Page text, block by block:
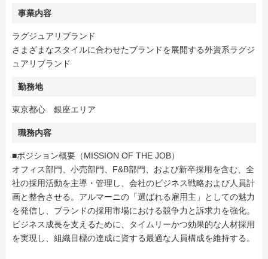
事業内容
ラグジュアリブランド
さまざまなスタイルに合わせたブランドを展開する外資系ラグジ
ュアリブランド
勤務地
東京都心 銀座エリア
職務内容
■ポジション概要（MISSION OF THE JOB）
オフィス部門、小売部門、F&B部門、および新卒採用を含む、全
社の採用活動を主導・管理し、会社のビジネス戦略および人員計
画と整合させる。アルマーニの「選ばれる雇用主」としての魅力
を発信し、ブランドの採用市場における競争力と訴求力を強化。
ビジネス成長を支えるために、タイムリーかつ効果的な人材採用
を実現し、組織目標の達成に資する最適な人員構成を維持する。